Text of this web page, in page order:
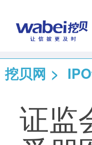
挖贝网 >
证监